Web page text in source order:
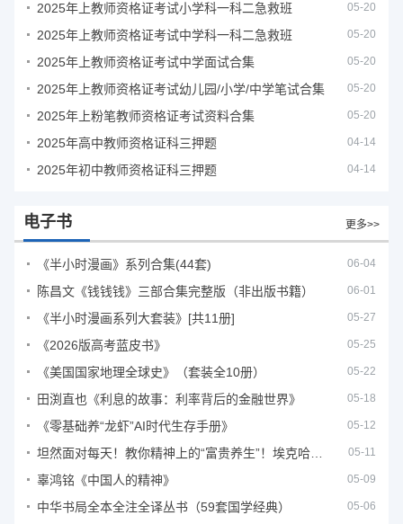
2025年上教师资格证考试小学科一科二急救班 05-20
2025年上教师资格证考试中学科一科二急救班 05-20
2025年上教师资格证考试中学面试合集 05-20
2025年上教师资格证考试幼儿园/小学/中学笔试合集 05-20
2025年上粉笔教师资格证考试资料合集 05-20
2025年高中教师资格证科三押题 04-14
2025年初中教师资格证科三押题 04-14
电子书 更多>>
《半小时漫画》系列合集(44套) 06-04
陈昌文《钱钱钱》三部合集完整版（非出版书籍） 06-01
《半小时漫画系列大套装》[共11册] 05-27
《2026版高考蓝皮书》 05-25
《美国国家地理全球史》（套装全10册） 05-22
田渕直也《利息的故事：利率背后的金融世界》 05-18
《零基础养“龙虾”AI时代生存手册》 05-12
05-11
辜鸿铭《中国人的精神》 05-09
中华书局全本全注全译丛书（59套国学经典） 05-06